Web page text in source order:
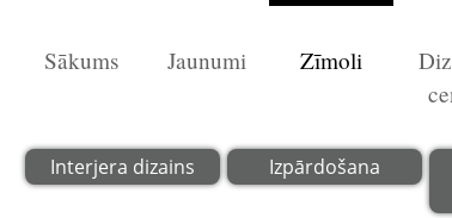
Sākums Jaunumi Zīmoli
Interjera dizains Izpārdošana